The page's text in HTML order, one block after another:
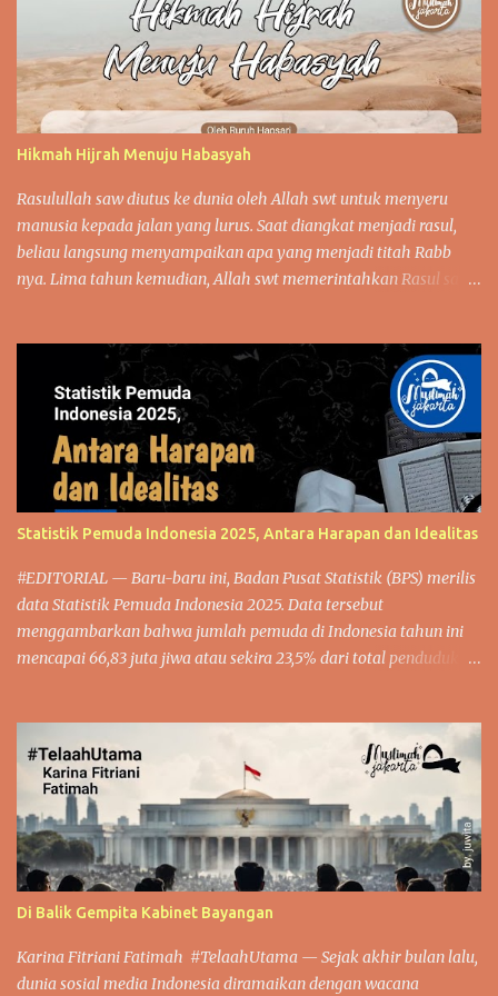
Hikmah Hijrah Menuju Habasyah
Rasulullah saw diutus ke dunia oleh Allah swt untuk menyeru
manusia kepada jalan yang lurus. Saat diangkat menjadi rasul,
beliau langsung menyampaikan apa yang menjadi titah Rabb
nya. Lima tahun kemudian, Allah swt memerintahkan Rasul saw
Al-Hijr: 4 disebutkan,”Maka sampaikanlah olehmu secara terang-
terangan segala apa yang diperitahkan (kepadamu) dan
berpalinglah dari orang-orang Musyrik”, maka Rasulullah saw
langsung bangkit menyerang berbagai khurafat dan kebohongan
dari kesyirikan. Rasululah saw menjelaskan pada masyarakat
Makkah bahwa berhala sama sekali tidak memiliki nilai apapun.
Ketidak berdayaan berhala tersebut beliau gambarkan disertai
penjelasan. Bahwa siapa saja yang menyembah berhala dan
menjadikannya sebagai wasilah antar dirinya dengan Allah swt,
maka mereka berada dalam kesesatan yang nyata. Dengan
pernyataan Rasulullah saw tersebut, tentu saja memb...
Statistik Pemuda Indonesia 2025, Antara Harapan dan Idealitas
#EDITORIAL — Baru-baru ini, Badan Pusat Statistik (BPS) merilis
data Statistik Pemuda Indonesia 2025. Data tersebut
menggambarkan bahwa jumlah pemuda di Indonesia tahun ini
mencapai 66,83 juta jiwa atau sekira 23,5% dari total penduduk
Sosial dan Ekonomi, Divisi Kependudukan PBB yang dielaborasi
Wordlometer, terungkap bahwa jumlah penduduk Indonesia per
29 Desember 2025 mencapai 286.815.656 orang. Populasi
Indonesia ini setara dengan 3,47% total populasi dunia yang saat
ini berjumlah 8,266 miliar orang. Sekaligus menempatkan
Indonesia pada peringkat empat dalam daftar negara
berdasarkan populasinya. Potensi Umat Dilihat dari trennya, dari
tahun ke tahun proporsi pemuda terhadap total penduduk
Indonesia memang terus mengalami penurunan. Hal ini diduga
terkait menurunnya tren kelahiran yang mengubah struktur
Di Balik Gempita Kabinet Bayangan
Karina Fitriani Fatimah #TelaahUtama — Sejak akhir bulan lalu,
dunia sosial media Indonesia diramaikan dengan wacana